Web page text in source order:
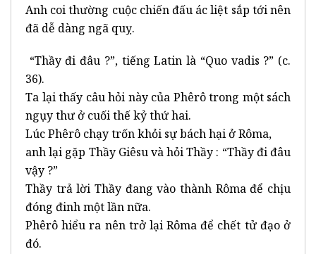
Anh coi thường cuộc chiến đấu ác liệt sắp tới nên
đã dễ dàng ngã quỵ.
“Thầy đi đâu ?”, tiếng Latin là “Quo vadis ?” (c.
36).
Ta lại thấy câu hỏi này của Phêrô trong một sách
ngụy thư ở cuối thế kỷ thứ hai.
Lúc Phêrô chạy trốn khỏi sự bách hại ở Rôma,
anh lại gặp Thầy Giêsu và hỏi Thầy : “Thầy đi đâu
vậy ?”
Thầy trả lời Thầy đang vào thành Rôma để chịu
đóng đinh một lần nữa.
Phêrô hiểu ra nên trở lại Rôma để chết tử đạo ở
đó.